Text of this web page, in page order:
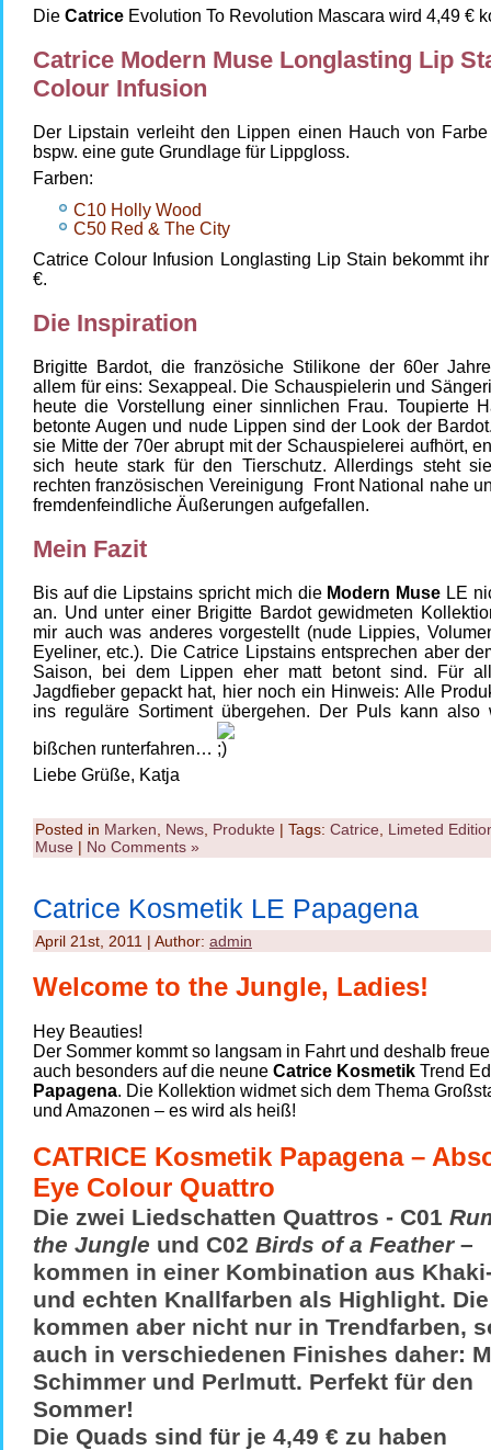
Die Catrice Evolution To Revolution Mascara wird 4,49 €
Catrice Modern Muse Longlasting Lip
Colour Infusion
Der Lipstain verleiht den Lippen einen Hauch von
bspw. eine gute Grundlage für Lippgloss.
Farben:
C10 Holly Wood
C50 Red & The City
Catrice Colour Infusion Longlasting Lip Stain bekommt
€.
Die Inspiration
Brigitte Bardot, die französiche Stilikone der 60er
allem für eins: Sexappeal. Die Schauspielerin und
heute die Vorstellung einer sinnlichen Frau. Toupierte
betonte Augen und nude Lippen sind der Look der
sie Mitte der 70er abrupt mit der Schauspielerei aufhört,
sich heute stark für den Tierschutz. Allerdings steht
rechten französischen Vereinigung Front National nahe
fremdenfeindliche Äußerungen aufgefallen.
Mein Fazit
Bis auf die Lipstains spricht mich die Modern Muse LE
an. Und unter einer Brigitte Bardot gewidmeten
mir auch was anderes vorgestellt (nude Lippies,
Eyeliner, etc.). Die Catrice Lipstains entsprechen aber
Saison, bei dem Lippen eher matt betont sind. Für
Jagdfieber gepackt hat, hier noch ein Hinweis: Alle
ins reguläre Sortiment übergehen. Der Puls kann also
bißchen runterfahren…
Liebe Grüße, Katja
Posted in Marken, News, Produkte | Tags: Catrice, Limeted
Muse | No Comments »
Catrice Kosmetik LE Papagena
April 21st, 2011 | Author: admin
Welcome to the Jungle, Ladies!
Hey Beauties!
Der Sommer kommt so langsam in Fahrt und deshalb
auch besonders auf die neune Catrice Kosmetik Trend
Papagena. Die Kollektion widmet sich dem Thema
und Amazonen – es wird als heiß!
CATRICE Kosmetik Papagena –
Eye Colour Quattro
Die zwei Liedschatten Quattros - C01
the Jungle und C02 Birds of a Feather–
kommen in einer Kombination aus
und echten Knallfarben als Highlight.
kommen aber nicht nur in Trendfarben,
auch in verschiedenen Finishes daher:
Schimmer und Perlmutt. Perfekt für den
Sommer!
Die Quads sind für je 4,49 € zu haben